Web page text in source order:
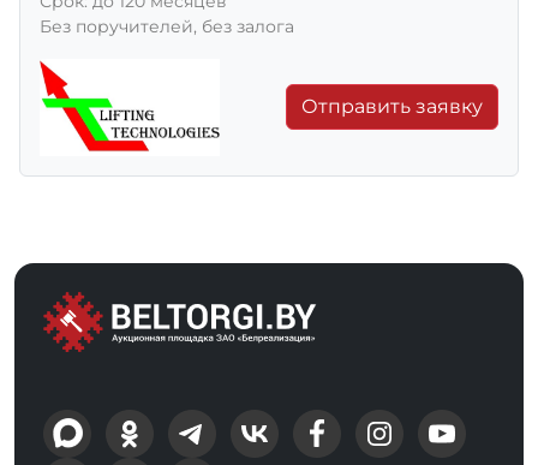
Без поручителей, без залога
Отправить заявку